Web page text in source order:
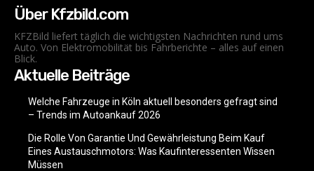
Über Kfzbild.com
KFZBild liefert täglich die wichtigsten Nachrichten rund ums
Auto. Von Elektromobilität bis Fahrberichte – alles auf einen
Blick.
Aktuelle Beiträge
Welche Fahrzeuge in Köln aktuell besonders gefragt sind
– Trends im Autoankauf 2026
Die Rolle Von Garantie Und Gewährleistung Beim Kauf
Eines Austauschmotors: Was Kaufinteressenten Wissen
Müssen